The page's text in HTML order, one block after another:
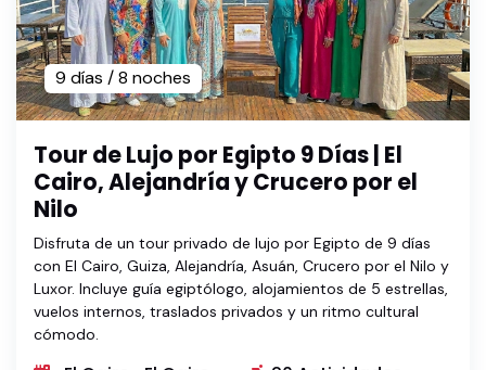
9 días / 8 noches
Tour de Lujo por Egipto 9 Días | El
Cairo, Alejandría y Crucero por el
Nilo
Disfruta de un tour privado de lujo por Egipto de 9 días
con El Cairo, Guiza, Alejandría, Asuán, Crucero por el Nilo y
Luxor. Incluye guía egiptólogo, alojamientos de 5 estrellas,
vuelos internos, traslados privados y un ritmo cultural
cómodo.